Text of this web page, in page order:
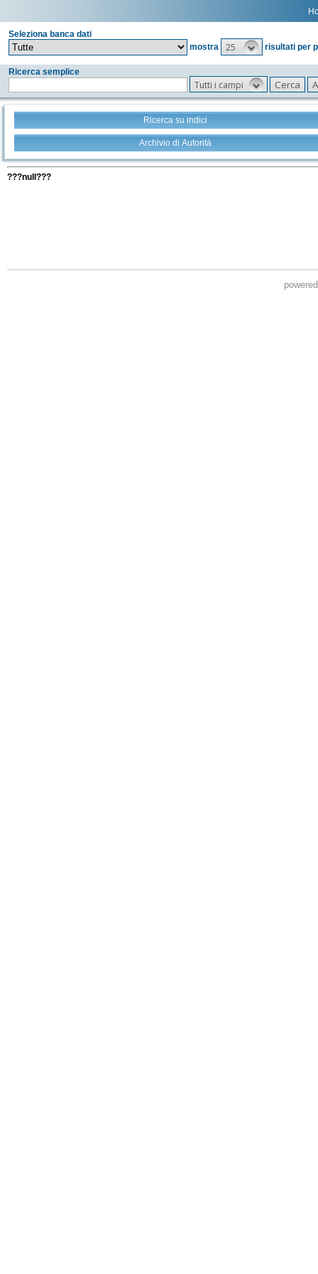
Seleziona banca dati
mostra
25 risultati per
Ricerca semplice
Tutti i campi
Ricerca su indici
Archivio di Autorità
???null???